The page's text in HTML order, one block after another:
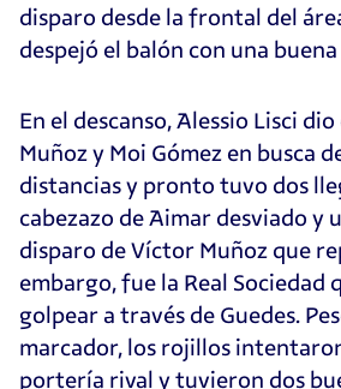
disparo desde la frontal del
despejó el balón con una
En el descanso, Alessio Lisci
Muñoz y Moi Gómez en busca
distancias y pronto tuvo dos
cabezazo de Aimar desviado y
disparo de Víctor Muñoz que
embargo, fue la Real Sociedad
golpear a través de Guedes.
marcador, los rojillos
portería rival y tuvieron dos